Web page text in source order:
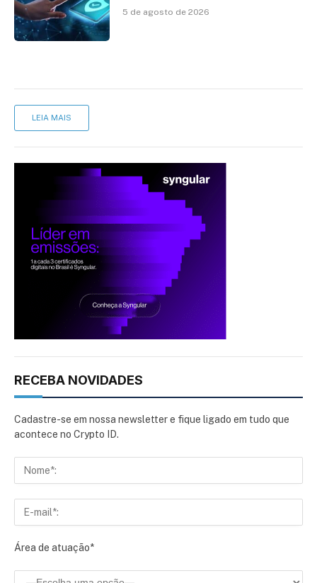
Segurança Digital
5 de agosto de 2026
LEIA MAIS
RECEBA NOVIDADES
Cadastre-se em nossa newsletter e fique ligado em tudo que
acontece no Crypto ID.
Área de atuação*